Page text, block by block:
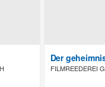
Der
FILMREEDEREI